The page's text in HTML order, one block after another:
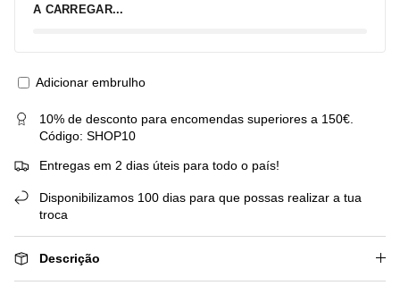
A CARREGAR...
Adicionar embrulho
10% de desconto para encomendas superiores a 150€.
Código: SHOP10
Entregas em 2 dias úteis para todo o país!
Disponibilizamos 100 dias para que possas realizar a tua
troca
Descrição